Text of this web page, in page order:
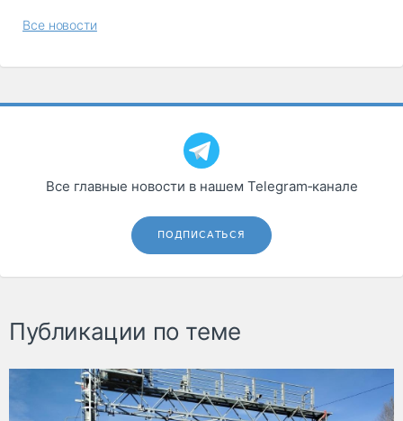
Все новости
Все главные новости в нашем Telegram‑канале
ПОДПИСАТЬСЯ
Публикации по теме